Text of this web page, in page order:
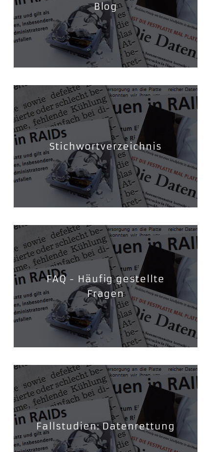
Blog
Stichwortverzeichnis
FAQ - Häufig gestellte
Fragen
Fallstudien: Datenrettung